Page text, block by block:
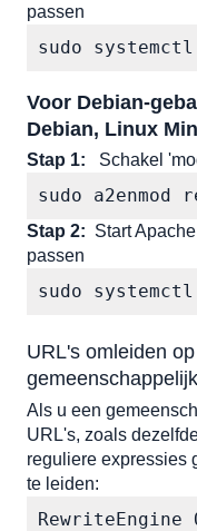
passen
sudo
Voor Debian-
Debian, Linux
Stap 1: Schakel
sudo a2enmod
Stap 2: Start
passen
sudo
URL's omleiden
Als u een
URL's, zoals
reguliere expressies
te leiden:
RewriteEngine